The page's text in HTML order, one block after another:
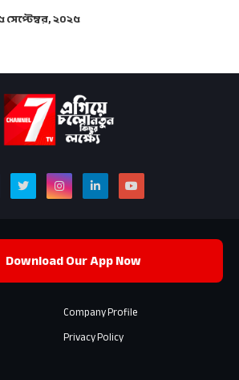
সেপ্টেম্বর, ২০২৫
Download Our App Now
Company Profile
Privacy Policy